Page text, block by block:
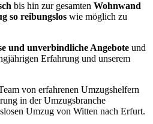
bis hin zur gesamten Wohnwand
so reibungslos wie möglich zu
und unverbindliche Angebote und
Erfahrung und unserem
von erfahrenen Umzugshelfern
in der Umzugsbranche
Umzug von Witten nach Erfurt.